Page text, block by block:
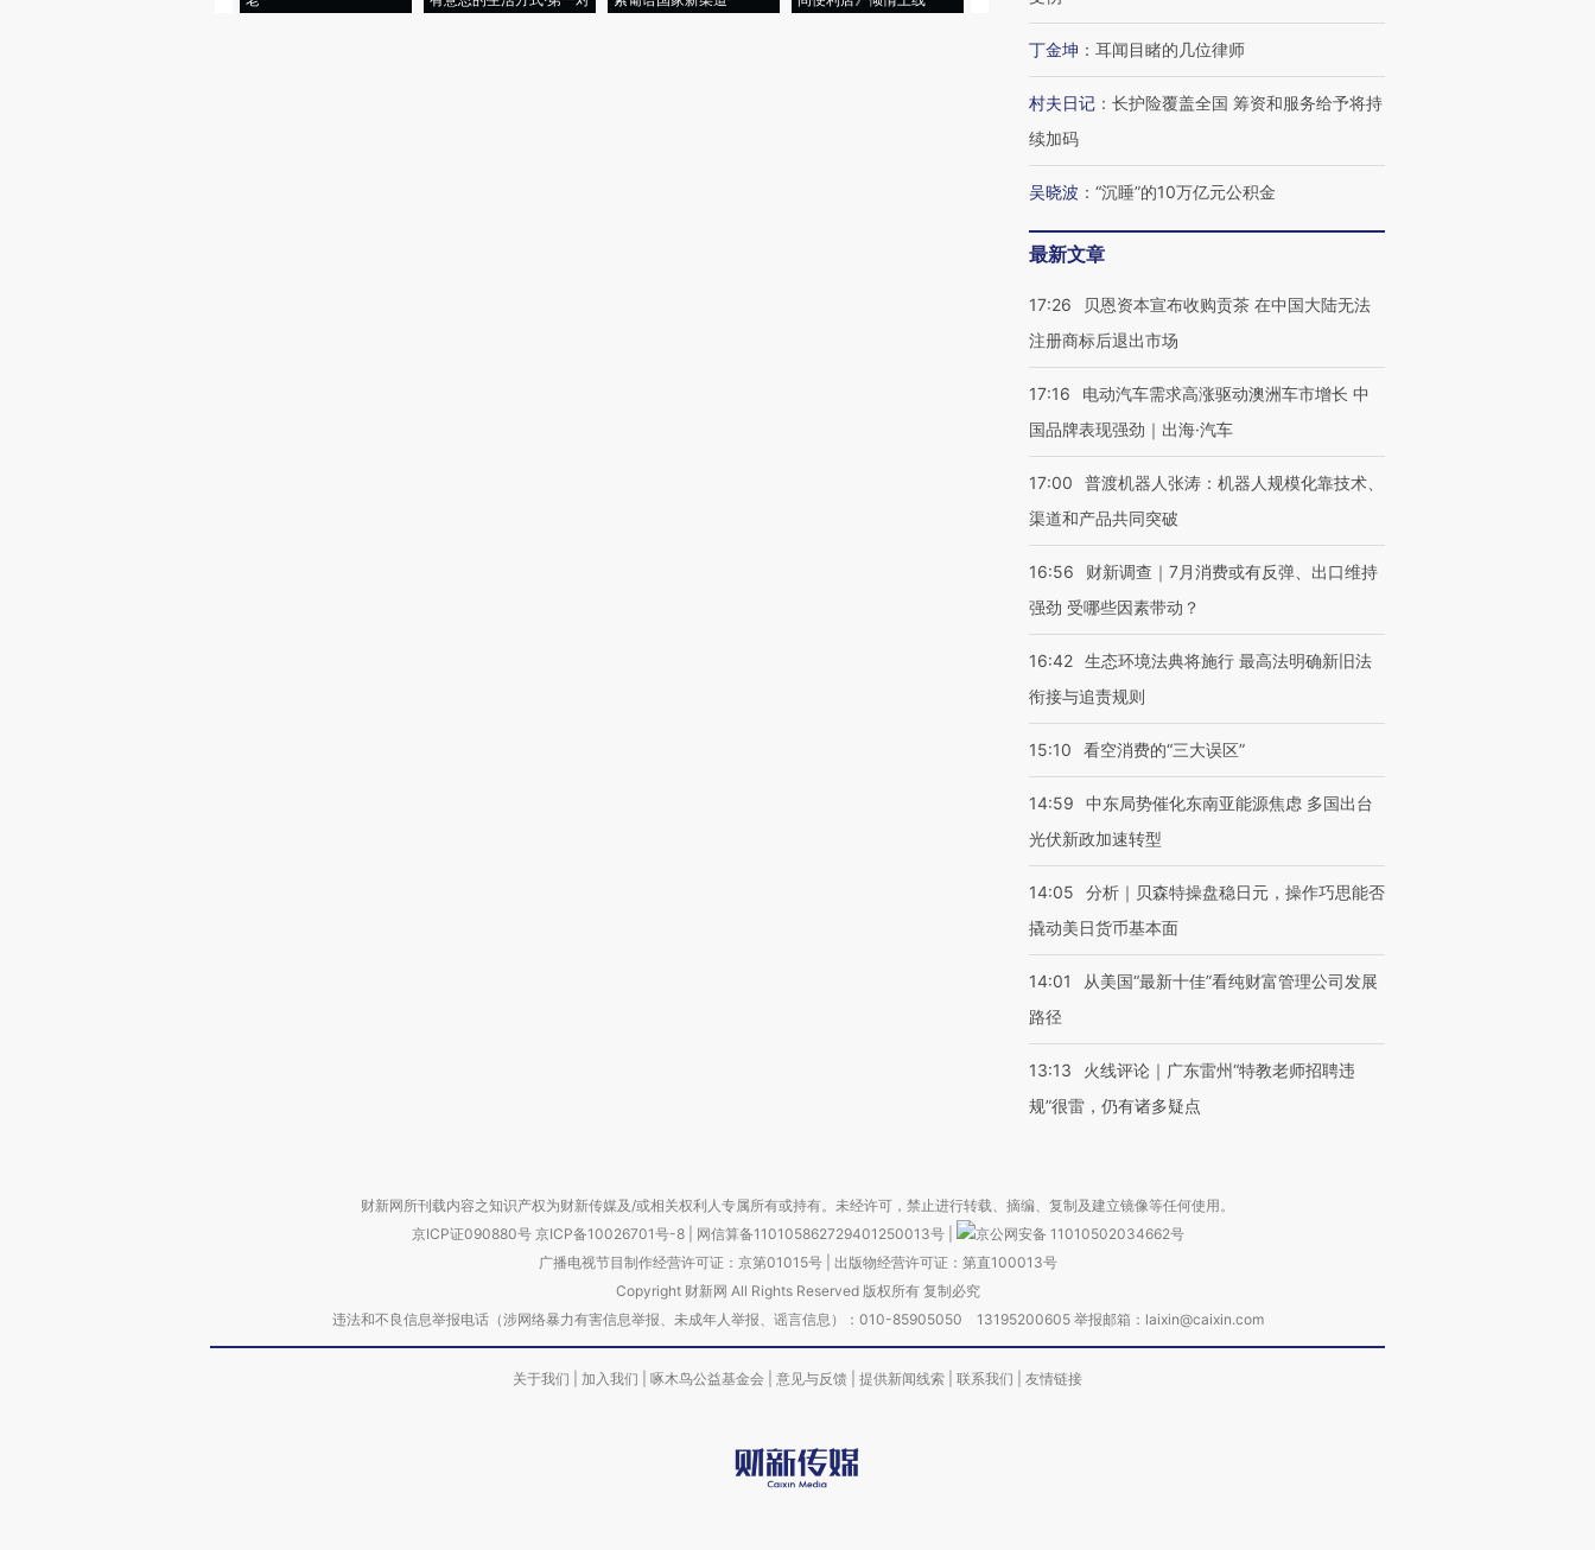
丁金坤 ： 耳闻目睹的几位律师
村夫日记 ： 长护险覆盖全国 筹资和服务给予将持
续加码
吴晓波 ： “沉睡”的10万亿元公积金
最新文章
17:26
贝恩资本宣布收购贡茶 在中国大陆无法
注册商标后退出市场
17:16
电动汽车需求高涨驱动澳洲车市增长 中
国品牌表现强劲｜出海·汽车
17:00
普渡机器人张涛：机器人规模化靠技术、
渠道和产品共同突破
16:56
财新调查｜7月消费或有反弹、出口维持
强劲 受哪些因素带动？
16:42 生态环境法典将施行 最高法明确新旧法
衔接与追责规则
15:10 看空消费的“三大误区”
14:59
中东局势催化东南亚能源焦虑 多国出台
光伏新政加速转型
14:05
分析｜贝森特操盘稳日元，操作巧思能否
撬动美日货币基本面
14:01
从美国“最新十佳”看纯财富管理公司发展
路径
13:13
火线评论｜广东雷州“特教老师招聘违
规”很雷，仍有诸多疑点
财新网所刊载内容之知识产权为财新传媒及/或相关权利人专属所有或持有。未经许可，禁止进行转载、摘编、复制及建立镜像等任何使用。
京ICP证090880号 京ICP备10026701号-8 网信算备110105862729401250013号
京公网安备 11010502034662号
广播电视节目制作经营许可证：京第01015号| 出版物经营许可证：第直100013号
Copyright 财新网 All Rights Reserved 版权所有 复制必究
违法和不良信息举报电话（涉网络暴力有害信息举报、未成年人举报、谣言信息）：010-85905050 13195200605 举报邮箱：laixin@caixin.com
关于我们 加入我们 啄木鸟公益基金会 意见与反馈 提供新闻线索 联系我们 友情链接